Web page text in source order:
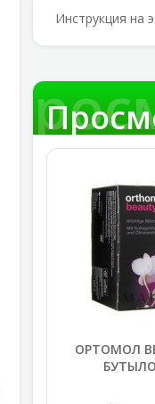
Инструкция на
ОРТОМОЛ